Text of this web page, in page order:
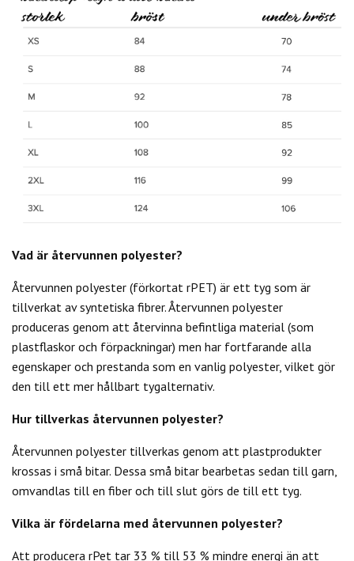
Vad är återvunnen polyester?
Återvunnen polyester (förkortat rPET) är ett tyg som är
tillverkat av syntetiska fibrer. Återvunnen polyester
produceras genom att återvinna befintliga material (som
plastflaskor och förpackningar) men har fortfarande alla
egenskaper och prestanda som en vanlig polyester, vilket gör
den till ett mer hållbart tygalternativ.
Hur tillverkas återvunnen polyester?
Återvunnen polyester tillverkas genom att plastprodukter
krossas i små bitar. Dessa små bitar bearbetas sedan till garn,
omvandlas till en fiber och till slut görs de till ett tyg.
Vilka är fördelarna med återvunnen polyester?
Att producera rPet tar 33 % till 53 % mindre energi än att